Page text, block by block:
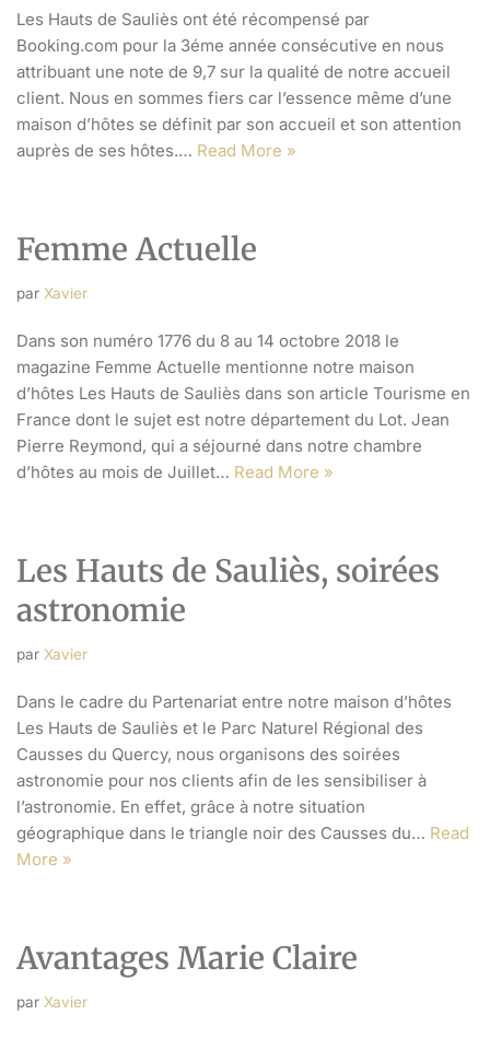
Les Hauts de Sauliès ont été récompensé par
Booking.com pour la 3éme année consécutive en nous
attribuant une note de 9,7 sur la qualité de notre accueil
client. Nous en sommes fiers car l’essence même d’une
maison d’hôtes se définit par son accueil et son attention
auprès de ses hôtes.… Read More »
Femme Actuelle
par Xavier
Dans son numéro 1776 du 8 au 14 octobre 2018 le
magazine Femme Actuelle mentionne notre maison
d’hôtes Les Hauts de Sauliès dans son article Tourisme en
France dont le sujet est notre département du Lot. Jean
Pierre Reymond, qui a séjourné dans notre chambre
d’hôtes au mois de Juillet… Read More »
Les Hauts de Sauliès, soirées
astronomie
par Xavier
Dans le cadre du Partenariat entre notre maison d’hôtes
Les Hauts de Sauliès et le Parc Naturel Régional des
Causses du Quercy, nous organisons des soirées
astronomie pour nos clients afin de les sensibiliser à
l’astronomie. En effet, grâce à notre situation
géographique dans le triangle noir des Causses du… Read
More »
Avantages Marie Claire
par Xavier